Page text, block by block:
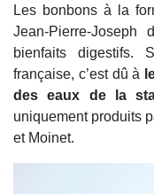
Les bonbons à la
Jean-Pierre-Joseph
bienfaits digestifs.
française, c’est dû à
des eaux de la
uniquement produits
et Moinet.